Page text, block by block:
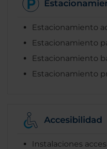
Estacionamiento
Estacionamiento
Estacionamiento
Estacionamiento
Accesibilidad
Instalaciones